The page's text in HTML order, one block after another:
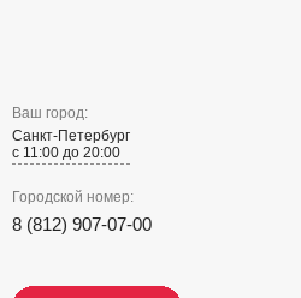
Ваш город:
Санкт-Петербург
с 11:00 до 20:00
Городской номер:
8 (812) 907-07-00